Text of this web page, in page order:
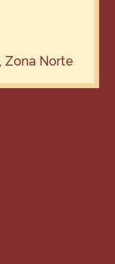
Zona Norte